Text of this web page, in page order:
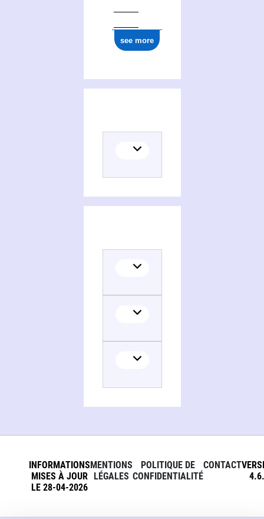
see more
INFORMATIONS
MISES À JOUR
LE 28-04-2026
MENTIONS
LÉGALES
POLITIQUE DE
CONFIDENTIALITÉ
CONTACT